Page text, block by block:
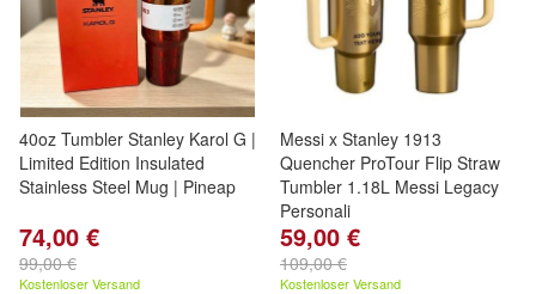
40oz Tumbler Stanley Karol G |
Limited Edition Insulated
Stainless Steel Mug | Pineap
74,00 €
99,00 €
Kostenloser Versand
Messi x Stanley 1913
Quencher ProTour Flip Straw
Tumbler 1.18L Messi Legacy
Personali
59,00 €
109,00 €
Kostenloser Versand